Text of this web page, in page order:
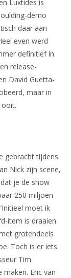
Luxtides is
demo
daar aan
even werd
definitief in
release-
David Guetta-
maar in
ooit.
gebracht tijdens
Nick zijn scene,
je de show
250 miljoen
moet ik
item is draaien
grotendeels
Toch is er iets
Tim
Eric van